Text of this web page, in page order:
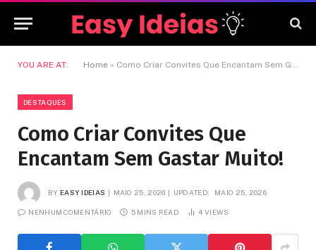
YOU ARE AT: Home » Como Criar Convites Que Encantam Sem Gastar Muito!
DESTAQUES
Como Criar Convites Que
Encantam Sem Gastar Muito!
BY EASY IDEIAS MAIO 25, 2026 UPDATED: MAIO 25, 2026
NENHUM COMENTÁRIO 5 MINS READ 4 VIEWS